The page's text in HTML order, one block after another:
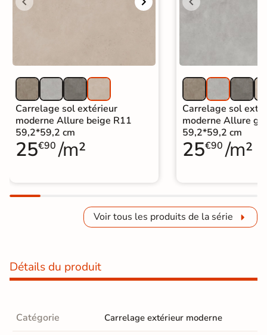
Carrelage sol extérieur
moderne Allure beige R11
59,2*59,2 cm
25€90 /m²
Carrelage sol
moderne Allure
59,2*59,2 cm
25€90 /m²
Voir tous les produits de la série
Détails du produit
Catégorie Carrelage extérieur moderne